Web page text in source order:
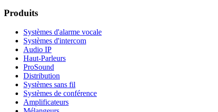
Produits
Systèmes d'alarme vocale
Systèmes d'intercom
Audio IP
Haut-Parleurs
ProSound
Distribution
Systèmes sans fil
Systèmes de conférence
Amplificateurs